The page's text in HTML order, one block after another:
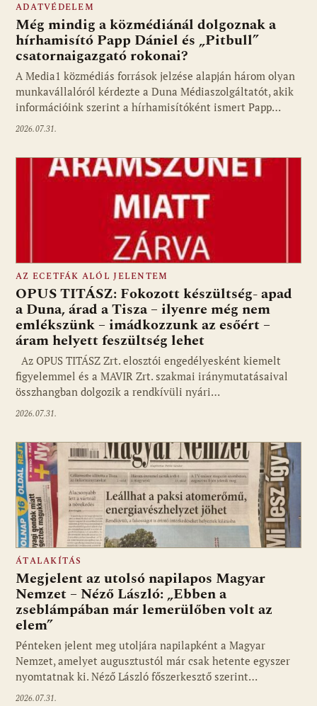
ADATVÉDELEM
Még mindig a közmédiánál dolgoznak a
hírhamisító Papp Dániel és „Pitbull”
csatornaigazgató rokonai?
A Media1 közmédiás források jelzése alapján három olyan
munkavállalóról kérdezte a Duna Médiaszolgáltatót, akik
információink szerint a hírhamisítóként ismert Papp…
2026.07.31.
AZ ECETFÁK ALÓL JELENTEM
OPUS TITÁSZ: Fokozott készültség- apad
a Duna, árad a Tisza – ilyenre még nem
emlékszünk – imádkozzunk az esőért –
áram helyett feszültség lehet
Az OPUS TITÁSZ Zrt. elosztói engedélyesként kiemelt
figyelemmel és a MAVIR Zrt. szakmai iránymutatásaival
összhangban dolgozik a rendkívüli nyári…
2026.07.31.
ÁTALAKÍTÁS
Megjelent az utolsó napilapos Magyar
Nemzet – Néző László: „Ebben a
zseblámpában már lemerülőben volt az
elem”
Pénteken jelent meg utoljára napilapként a Magyar
Nemzet, amelyet augusztustól már csak hetente egyszer
nyomtatnak ki. Néző László főszerkesztő szerint…
2026.07.31.